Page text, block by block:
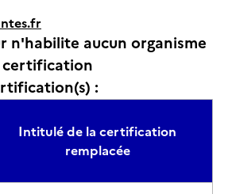
n'habilite aucun organisme
:
Intitulé de la certification
remplacée